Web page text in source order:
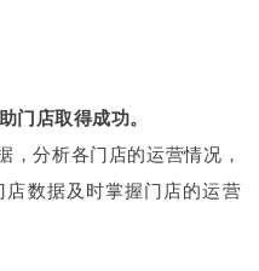
门店取得成功。
分析各门店的运营情况，
数据及时掌握门店的运营